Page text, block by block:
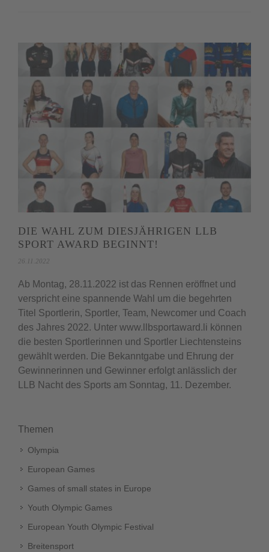
DIE WAHL ZUM DIESJÄHRIGEN LLB
SPORT AWARD BEGINNT!
26.11.2022
Ab Montag, 28.11.2022 ist das Rennen eröffnet und
verspricht eine spannende Wahl um die begehrten
Titel Sportlerin, Sportler, Team, Newcomer und Coach
des Jahres 2022. Unter www.llbsportaward.li können
die besten Sportlerinnen und Sportler Liechtensteins
gewählt werden. Die Bekanntgabe und Ehrung der
Gewinnerinnen und Gewinner erfolgt anlässlich der
LLB Nacht des Sports am Sonntag, 11. Dezember.
Themen
Olympia
European Games
Games of small states in Europe
Youth Olympic Games
European Youth Olympic Festival
Breitensport